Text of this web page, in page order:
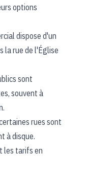
options
dispose d'un
la rue de l'Église
sont
souvent à
rues sont
à disque.
les tarifs en